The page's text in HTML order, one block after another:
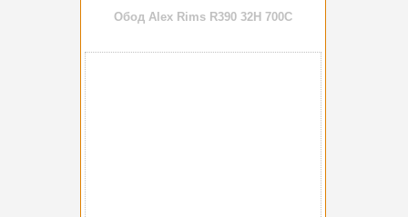
Обод Alex Rims R390 32H 700C